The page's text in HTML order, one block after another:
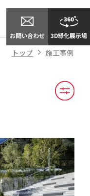
お問い合わせ
ウ
イ
ン
ド
ウ
き
ま
3D緑化展示場
トップ 施工事例